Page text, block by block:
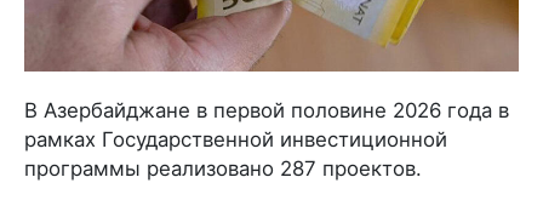
В Азербайджане в первой половине 2026 года в
рамках Государственной инвестиционной
программы реализовано 287 проектов.